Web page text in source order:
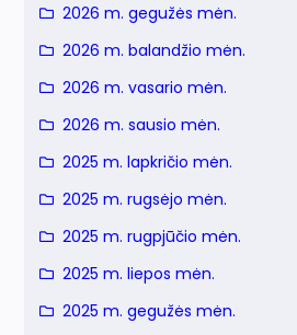
2026 m. gegužės mėn.
2026 m. balandžio mėn.
2026 m. vasario mėn.
2026 m. sausio mėn.
2025 m. lapkričio mėn.
2025 m. rugsėjo mėn.
2025 m. rugpjūčio mėn.
2025 m. liepos mėn.
2025 m. gegužės mėn.